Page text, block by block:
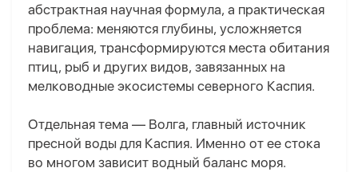
абстрактная научная формула, а практическая
проблема: меняются глубины, усложняется
навигация, трансформируются места обитания
птиц, рыб и других видов, завязанных на
мелководные экосистемы северного Каспия.
Отдельная тема — Волга, главный источник
пресной воды для Каспия. Именно от ее стока
во многом зависит водный баланс моря.